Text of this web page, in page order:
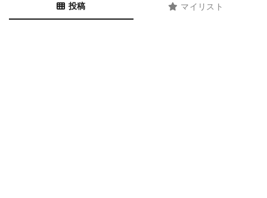
投稿 マイリスト